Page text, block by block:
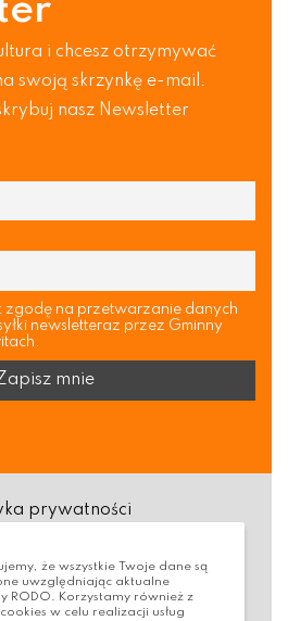
i chcesz otrzymywać
swoją skrzynkę e-mail.
nasz Newsletter
zgodę na przetwarzanie danych
newsletteraz przez Gminny
prywatności
osobowych (RODO)
dostępności
że wszystkie Twoje dane są
uwzględniając aktualne
RODO. Korzystamy również z
w celu realizacji usług